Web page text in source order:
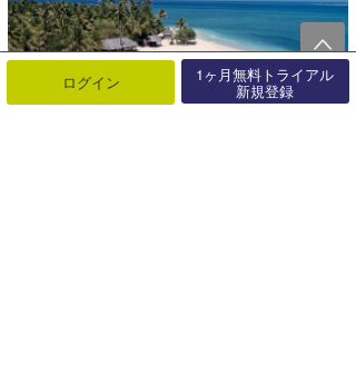
ログイン 1ヶ月無料トライアル
新規登録